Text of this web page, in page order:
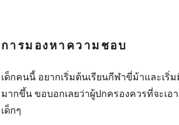
การมองหาความชอบ
เด็กคนนี้ อยากเริ่มต้นเรียนกีฬาขี่ม้าและเ
มากขึ้น ขอบอกเลยว่าผู้ปกครองควรที่จะเ
เด็กๆ